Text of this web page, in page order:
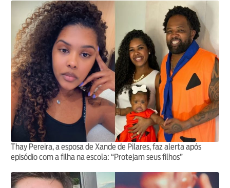
Thay Pereira, a esposa de Xande de Pilares, faz alerta após
episódio com a filha na escola: “Protejam seus filhos”